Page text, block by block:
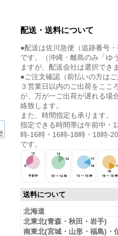
配送・送料について
●配送は佐川急便（追跡番号
です。（沖縄・離島のみ「ゆ
ますが、配送会社は選択でき
●ご注文確認（前払いの方は
３営業日以内のご出荷をここ
が、万が一ご出荷が遅れる場
絡致します。
また、時間指定も承ります。
指定できる時間帯は午前中・
時-16時・16時-18時・18時-
です。
送料について
北海道
北東北(青森・秋田・岩手)
南東北(宮城・山形・福島)・